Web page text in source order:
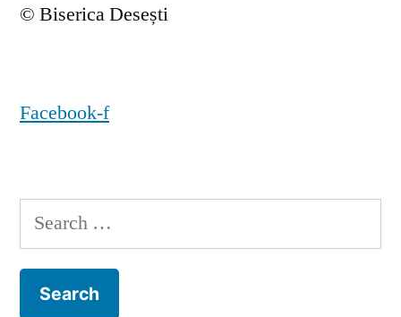
© Biserica Desești
Facebook-f
Search
for: